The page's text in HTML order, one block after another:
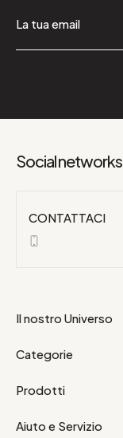
Social networks
CONTATTACI
Il nostro Universo
Categorie
Prodotti
Aiuto e Servizio